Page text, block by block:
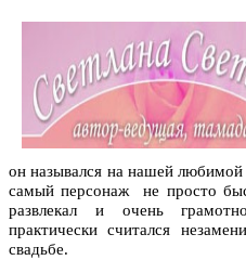
он назывался на нашей
самый персонаж не просто
развлекал и очень
практически считался
свадьбе.